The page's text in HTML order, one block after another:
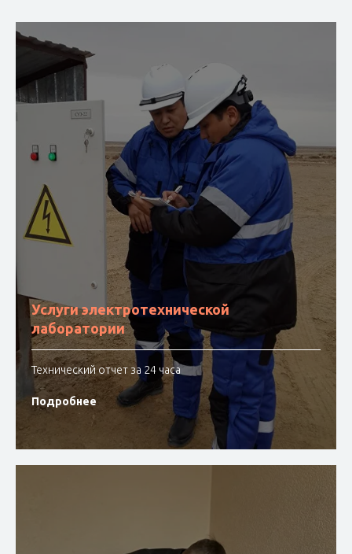
Услуги электротехнической
лаборатории
Технический отчет за 24 часа
Подробнее